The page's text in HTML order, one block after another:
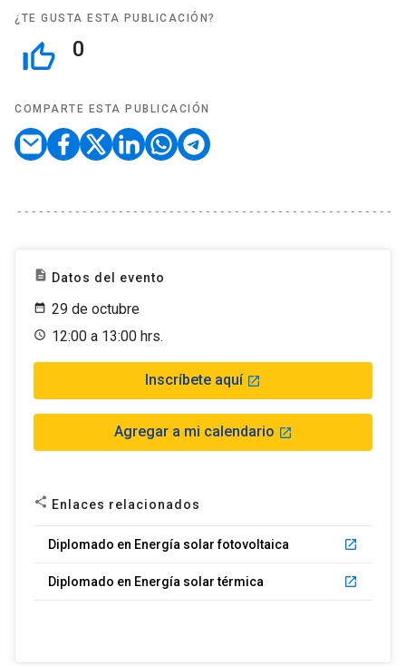
¿TE GUSTA ESTA PUBLICACIÓN?
thumb_up_off_alt 0
COMPARTE ESTA PUBLICACIÓN
description Datos del evento
29 de octubre
12:00 a 13:00 hrs.
Inscríbete aquí launch
Agregar a mi calendario launch
share Enlaces relacionados
Diplomado en Energía solar fotovoltaica launch
Diplomado en Energía solar térmica launch